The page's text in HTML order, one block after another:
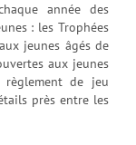
année des
: les Trophées
jeunes âgés de
aux jeunes
de jeu
près entre les